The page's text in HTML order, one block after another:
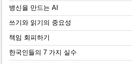
병신을 만드는 AI
쓰기와 읽기의 중요성
책임 회피하기
한국인들의 7 가지 실수